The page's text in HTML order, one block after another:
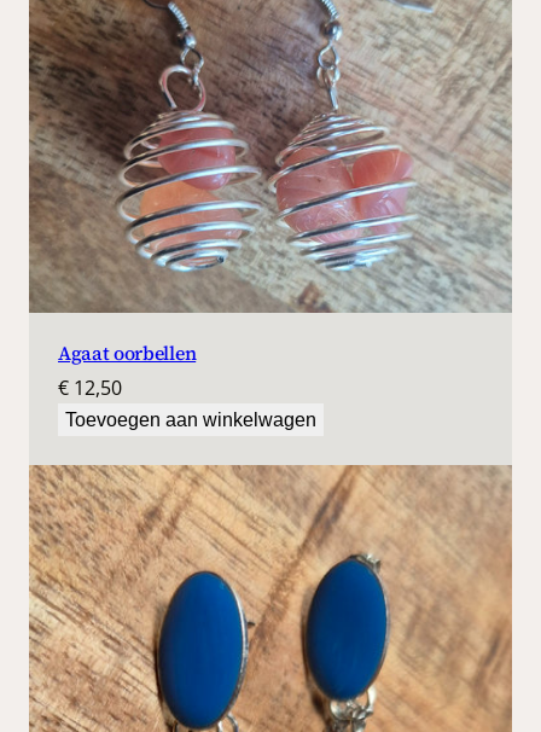
Agaat oorbellen
€ 12,50
Toevoegen aan winkelwagen